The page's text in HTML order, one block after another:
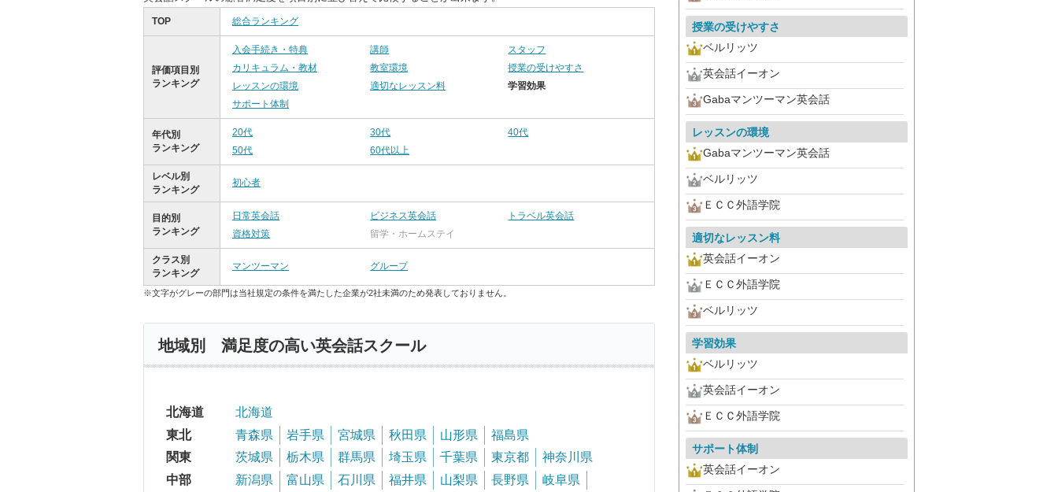
TOP 総合ランキング
評価項目別
ランキング
入会手続き・特典 講師
スタッフ
カリキュラム・教材
教室環境
授業の受けやすさ
レッスンの環境
適切なレッスン料
学習効果
サポート体制
年代別
ランキング
20代 30代
40代
50代
60代以上
レベル別
ランキング
初心者
目的別
ランキング
日常英会話 ビジネス英会話
トラベル英会話
資格対策
留学・ホームステイ
クラス別
ランキング
マンツーマン グループ
※文字がグレーの部門は当社規定の条件を満たした企業が2社未満のため発表しておりません。
地域別 満足度の高い英会話スクール
北海道
北海道
東北
青森県 岩手県 宮城県 秋田県 山形県
福島県
関東
茨城県 栃木県 群馬県 埼玉県 千葉県 東京都
神奈川県
中部
新潟県 富山県 石川県 福井県 山梨県 長野県
岐阜県
授業の受けやすさ
ベルリッツ
英会話イーオン
Gabaマンツーマン英会話
レッスンの環境
Gabaマンツーマン英会話
ベルリッツ
ＥＣＣ外語学院
適切なレッスン料
英会話イーオン
ＥＣＣ外語学院
ベルリッツ
学習効果
ベルリッツ
英会話イーオン
ＥＣＣ外語学院
サポート体制
英会話イーオン